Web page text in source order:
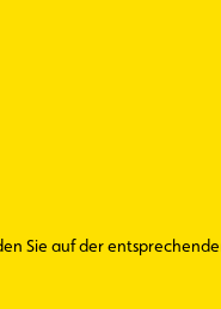
Sie auf der